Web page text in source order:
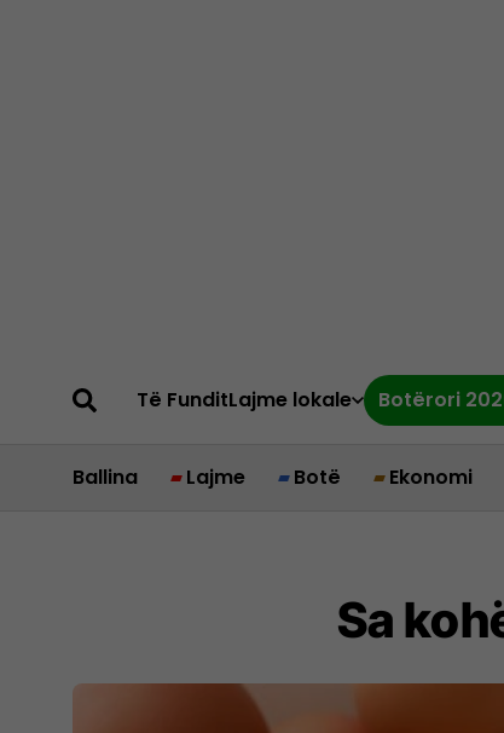
Të FunditLajme lokale Botërori
Ballina Lajme Botë Ekonomi
Sa